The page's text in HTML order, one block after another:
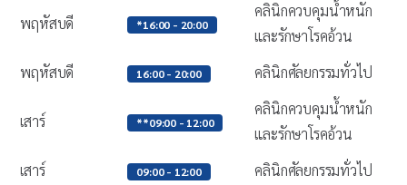
พฤหัสบดี *16:00 - 20:00
คลินิกควบคุมน้ำหนัก
และรักษาโรคอ้วน
พฤหัสบดี
16:00 - 20:00 คลินิกศัลยกรรมทั่วไป
เสาร์ **09:00 - 12:00
คลินิกควบคุมน้ำหนัก
และรักษาโรคอ้วน
เสาร์
09:00 - 12:00 คลินิกศัลยกรรมทั่วไป